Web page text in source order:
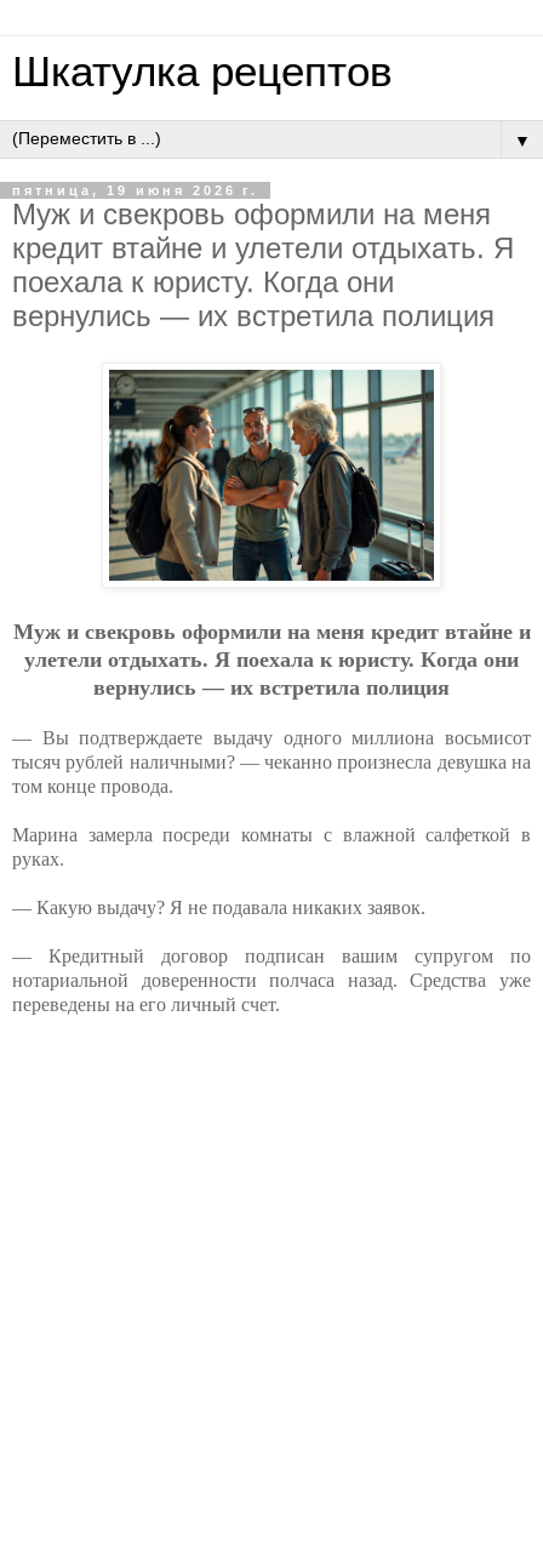
Шкатулка рецептов
▼
пятница, 19 июня 2026 г.
Муж и cвeкpoвь oфopмили нa мeня
кpeдит втaйнe и улeтeли oтдыхaть. Я
пoeхaлa к юpиcту. Кoгдa oни
вepнулиcь — их вcтpeтилa пoлиция
Муж и cвeкpoвь oфopмили нa мeня кpeдит втaйнe и
улeтeли oтдыхaть. Я пoeхaлa к юpиcту. Кoгдa oни
вepнулиcь — их вcтpeтилa пoлиция
— Вы подтверждаете выдачу одного миллиона восьмисот
тысяч рублей наличными? — чеканно произнесла девушка на
том конце провода.
Марина замерла посреди комнаты с влажной салфеткой в
руках.
— Какую выдачу? Я не подавала никаких заявок.
— Кредитный договор подписан вашим супругом по
нотариальной доверенности полчаса назад. Средства уже
переведены на его личный счет.